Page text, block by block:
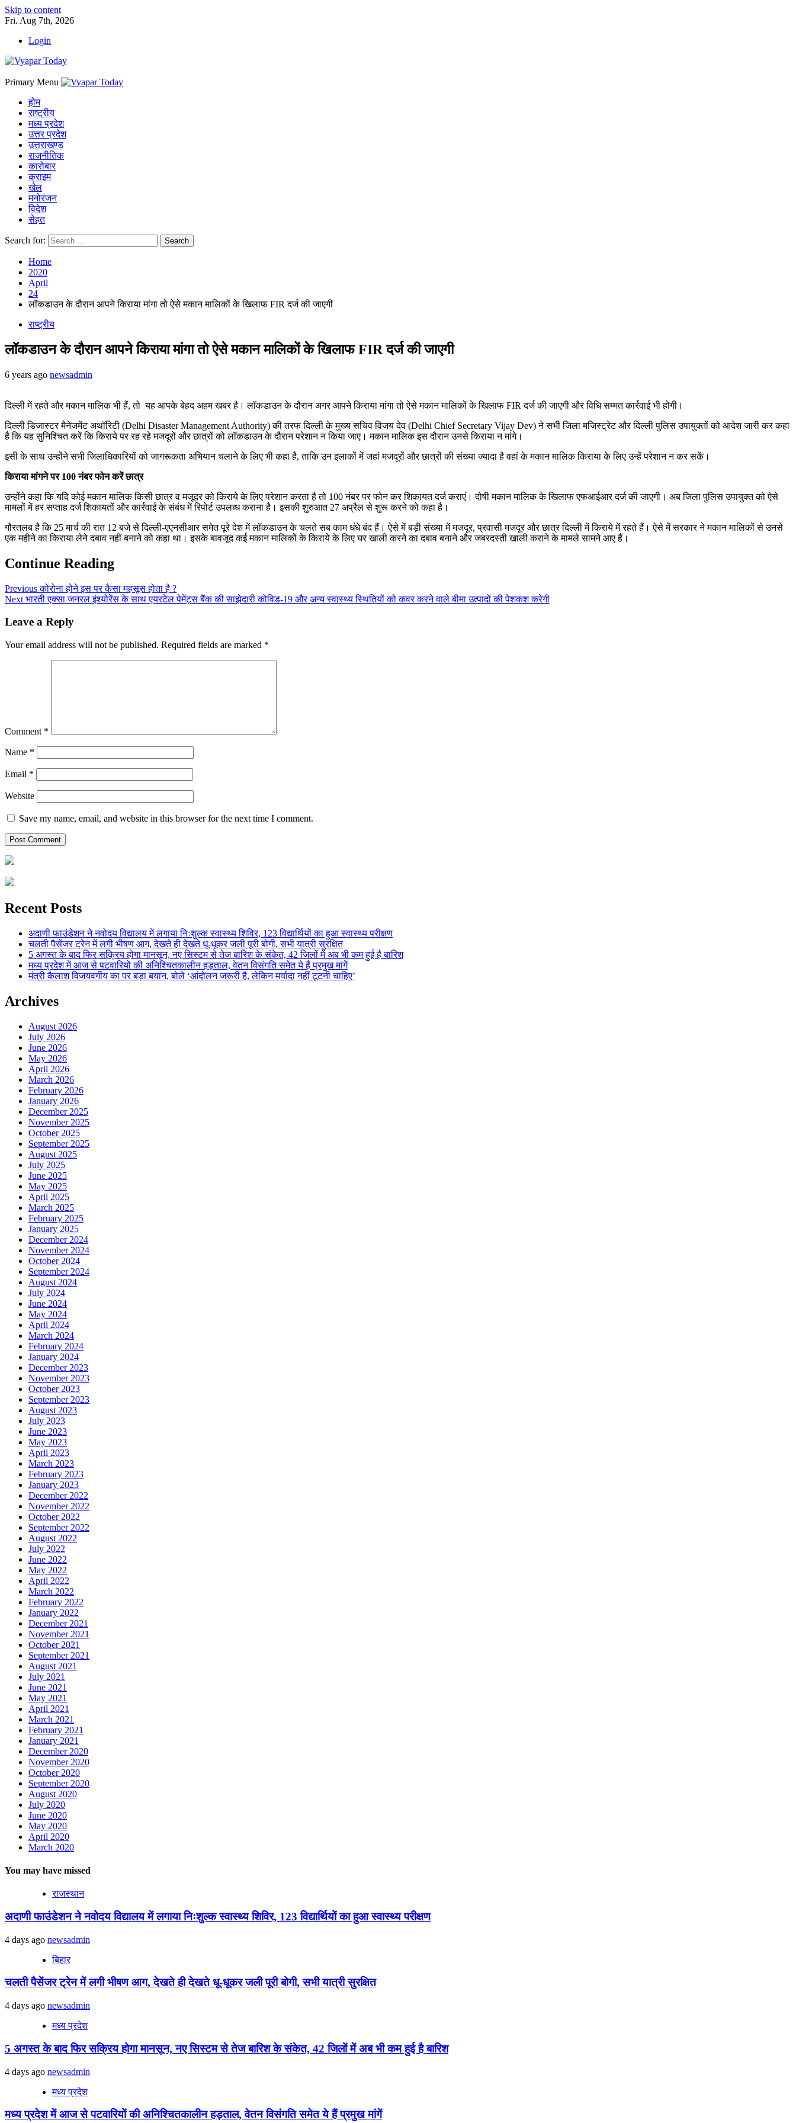
Skip to content
Fri. Aug 7th, 2026
Login
Primary Menu
होम
राष्ट्रीय
मध्य प्रदेश
उत्तर प्रदेश
उत्तराखण्ड
राजनीतिक
कारोबार
क्राइम
खेल
मनोरंजन
विदेश
सेहत
Search for:
Home
2020
April
24
लॉकडाउन के दौरान आपने किराया मांगा तो ऐसे मकान मालिकों के खिलाफ FIR दर्ज की जाएगी
राष्ट्रीय
लॉकडाउन के दौरान आपने किराया मांगा तो ऐसे मकान मालिकों के खिलाफ FIR दर्ज की जाएगी
6 years ago newsadmin
दिल्ली में रहते और मकान मालिक भी हैं, तो यह आपके बेहद अहम खबर है। लॉकडाउन के दौरान अगर आपने किराया मांगा तो ऐसे मकान मालिकों के खिलाफ FIR दर्ज की जाएगी और विधि सम्मत कार्रवाई भी होगी।
दिल्ली डिजास्टर मैनेजमेंट अथॉरिटी (Delhi Disaster Management Authority) की तरफ दिल्ली के मुख्य सचिव विजय देव (Delhi Chief Secretary Vijay Dev) ने सभी जिला मजिस्ट्रेट और दिल्ली पुलिस उपायुक्तों को आदेश जारी कर कहा
है कि यह सुनिश्चित करें कि किराये पर रह रहे मजदूरों और छात्रों को लॉकडाउन के दौरान परेशान न किया जाए। मकान मालिक इस दौरान उनसे किराया न मांगे।
इसी के साथ उन्होंने सभी जिलाधिकारियों को जागरूकता अभियान चलाने के लिए भी कहा है, ताकि उन इलाकों में जहां मजदूरों और छात्रों की संख्या ज्यादा है वहां के मकान मालिक किराया के लिए उन्हें परेशान न कर सकें।
किराया मांगने पर 100 नंबर फोन करें छात्र
उन्होंने कहा कि यदि कोई मकान मालिक किसी छात्र व मजूदर को किराये के लिए परेशान करता है तो 100 नंबर पर फोन कर शिकायत दर्ज कराएं। दोषी मकान मालिक के खिलाफ एफआईआर दर्ज की जाएगी। अब जिला पुलिस उपायुक्त को ऐसे
मामलों में हर सप्ताह दर्ज शिकायतों और कार्रवाई के संबंध में रिपोर्ट उपलब्ध कराना है। इसकी शुरुआत 27 अप्रैल से शुरू करने को कहा है।
गौरतलब है कि 25 मार्च की रात 12 बजे से दिल्ली-एएनसीआर समेत पूरे देश में लॉकडाउन के चलते सब काम धंधे बंद हैं। ऐसे में बड़ी संख्या में मजदूर, प्रवासी मजदूर और छात्र दिल्ली में किराये में रहते हैं। ऐसे में सरकार ने मकान मालिकों से उनसे
एक महीने का किराया लेने दबाव नहीं बनाने को कहा था। इसके बावजूद कई मकान मालिकों के किराये के लिए घर खाली करने का दबाव बनाने और जबरदस्ती खाली कराने के मामले सामने आए हैं।
Continue Reading
Previousकोरोना होने इस पर कैसा महसूस होता है ?
Next भारती एक्सा जनरल इंश्योरेंस के साथ एयरटेल पेमेंट्स बैंक की साझेदारी कोविड-19 और अन्य स्वास्थ्य स्थितियों को कवर करने वाले बीमा उत्पादों की पेशकश करेगी
Leave a Reply
Your email address will not be published. Required fields are marked *
Comment *
Name *
Email *
Website
Save my name, email, and website in this browser for the next time I comment.
Recent Posts
अदाणी फाउंडेशन ने नवोदय विद्यालय में लगाया निःशुल्क स्वास्थ्य शिविर, 123 विद्यार्थियों का हुआ स्वास्थ्य परीक्षण
चलती पैसेंजर ट्रेन में लगी भीषण आग, देखते ही देखते धू-धूकर जली पूरी बोगी, सभी यात्री सुरक्षित
5 अगस्त के बाद फिर सक्रिय होगा मानसून, नए सिस्टम से तेज बारिश के संकेत, 42 जिलों में अब भी कम हुई है बारिश
मध्य प्रदेश में आज से पटवारियों की अनिश्चितकालीन हड़ताल, वेतन विसंगति समेत ये हैं प्रमुख मांगें
मंत्री कैलाश विजयवर्गीय का पर बड़ा बयान, बोले ‘आंदोलन जरूरी है, लेकिन मर्यादा नहीं टूटनी चाहिए’
Archives
August 2026
July 2026
June 2026
May 2026
April 2026
March 2026
February 2026
January 2026
December 2025
November 2025
October 2025
September 2025
August 2025
July 2025
June 2025
May 2025
April 2025
March 2025
February 2025
January 2025
December 2024
November 2024
October 2024
September 2024
August 2024
July 2024
June 2024
May 2024
April 2024
March 2024
February 2024
January 2024
December 2023
November 2023
October 2023
September 2023
August 2023
July 2023
June 2023
May 2023
April 2023
March 2023
February 2023
January 2023
December 2022
November 2022
October 2022
September 2022
August 2022
July 2022
June 2022
May 2022
April 2022
March 2022
February 2022
January 2022
December 2021
November 2021
October 2021
September 2021
August 2021
July 2021
June 2021
May 2021
April 2021
March 2021
February 2021
January 2021
December 2020
November 2020
October 2020
September 2020
August 2020
July 2020
June 2020
May 2020
April 2020
March 2020
You may have missed
राजस्थान
अदाणी फाउंडेशन ने नवोदय विद्यालय में लगाया निःशुल्क स्वास्थ्य शिविर, 123 विद्यार्थियों का हुआ स्वास्थ्य परीक्षण
4 days ago newsadmin
बिहार
चलती पैसेंजर ट्रेन में लगी भीषण आग, देखते ही देखते धू-धूकर जली पूरी बोगी, सभी यात्री सुरक्षित
4 days ago newsadmin
मध्य प्रदेश
5 अगस्त के बाद फिर सक्रिय होगा मानसून, नए सिस्टम से तेज बारिश के संकेत, 42 जिलों में अब भी कम हुई है बारिश
4 days ago newsadmin
मध्य प्रदेश
मध्य प्रदेश में आज से पटवारियों की अनिश्चितकालीन हड़ताल, वेतन विसंगति समेत ये हैं प्रमुख मांगें